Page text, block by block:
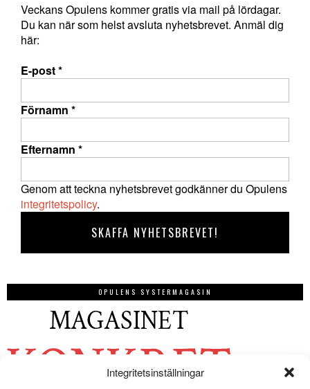
Integritetsinställningar
Veckans Opulens kommer gratis via mail på lördagar.
Du kan när som helst avsluta nyhetsbrevet. Anmäl dig
här:
E-post*
Förnamn *
Efternamn *
Genom att teckna nyhetsbrevet godkänner du Opulens
integritetspolicy.
OPULENS SYSTERMAGASIN